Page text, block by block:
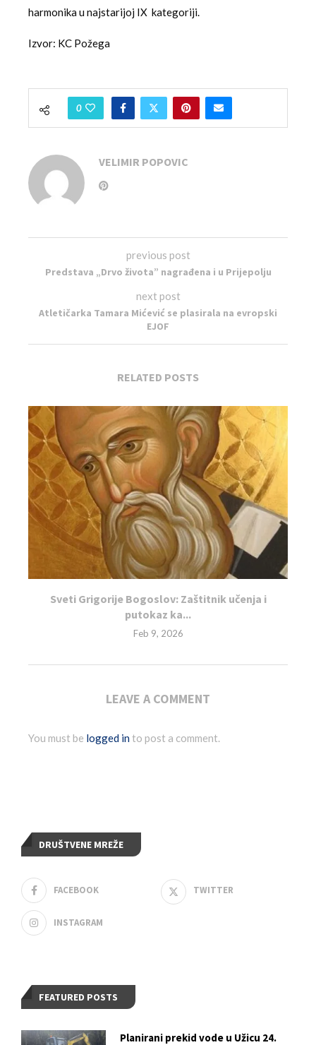
harmonika u najstarijoj IX kategoriji.
Izvor: KC Požega
0
VELIMIR POPOVIC
previous post
Predstava „Drvo života” nagrađena i u Prijepolju
next post
Atletičarka Tamara Mićević se plasirala na evropski
EJOF
RELATED POSTS
Sveti Grigorije Bogoslov: Zaštitnik učenja i
putokaz ka...
Feb 9, 2026
LEAVE A COMMENT
You must be logged into post a comment.
DRUŠTVENE MREŽE
FACEBOOK TWITTER
INSTAGRAM
FEATURED POSTS
Planirani prekid vode u Užicu 24.